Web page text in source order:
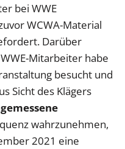
bei WWE
WCWA-Material
Darüber
Mitarbeiter habe
besucht und
Sicht des Klägers
wahrzunehmen,
2021 eine